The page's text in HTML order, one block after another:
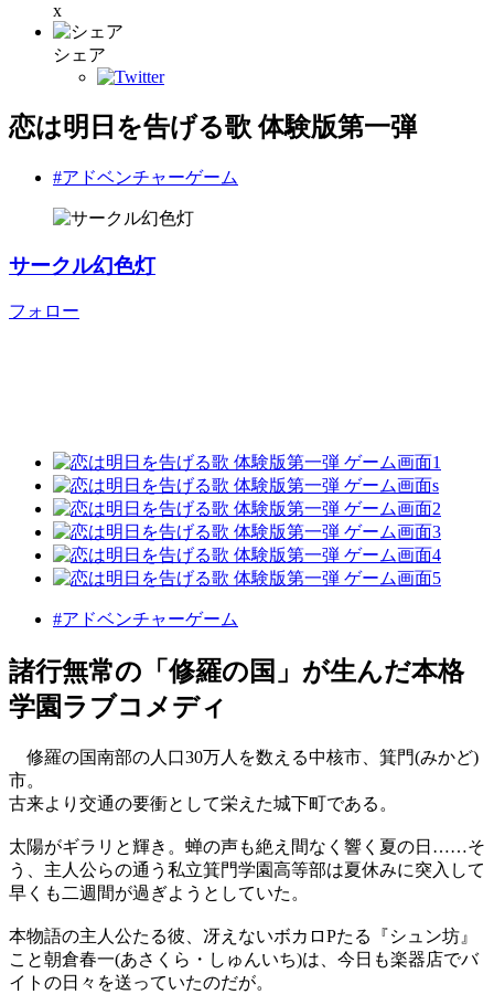
x
シェア
恋は明日を告げる歌 体験版第一弾
#アドベンチャーゲーム
サークル幻色灯
フォロー
#アドベンチャーゲーム
諸行無常の「修羅の国」が生んだ本格
学園ラブコメディ
修羅の国南部の人口30万人を数える中核市、箕門(みかど)
市。
古来より交通の要衝として栄えた城下町である。
太陽がギラリと輝き。蝉の声も絶え間なく響く夏の日……そ
う、主人公らの通う私立箕門学園高等部は夏休みに突入して
早くも二週間が過ぎようとしていた。
本物語の主人公たる彼、冴えないボカロPたる『シュン坊』
こと朝倉春一(あさくら・しゅんいち)は、今日も楽器店でバ
イトの日々を送っていたのだが。